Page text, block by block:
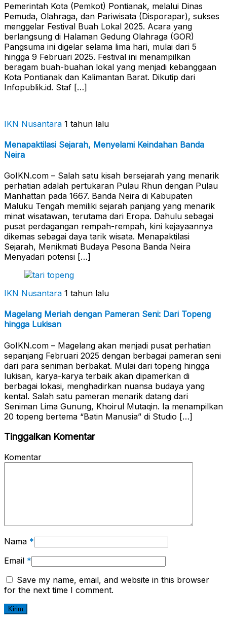
Pemerintah Kota (Pemkot) Pontianak, melalui Dinas
Pemuda, Olahraga, dan Pariwisata (Disporapar), sukses
menggelar Festival Buah Lokal 2025. Acara yang
berlangsung di Halaman Gedung Olahraga (GOR)
Pangsuma ini digelar selama lima hari, mulai dari 5
hingga 9 Februari 2025. Festival ini menampilkan
beragam buah-buahan lokal yang menjadi kebanggaan
Kota Pontianak dan Kalimantan Barat. Dikutip dari
Infopublik.id. Staf […]
IKN Nusantara 1 tahun lalu
Menapaktilasi Sejarah, Menyelami Keindahan Banda
Neira
GoIKN.com – Salah satu kisah bersejarah yang menarik
perhatian adalah pertukaran Pulau Rhun dengan Pulau
Manhattan pada 1667. Banda Neira di Kabupaten
Maluku Tengah memiliki sejarah panjang yang menarik
minat wisatawan, terutama dari Eropa. Dahulu sebagai
pusat perdagangan rempah-rempah, kini kejayaannya
dikemas sebagai daya tarik wisata. Menapaktilasi
Sejarah, Menikmati Budaya Pesona Banda Neira
Menyadari potensi […]
IKN Nusantara 1 tahun lalu
Magelang Meriah dengan Pameran Seni: Dari Topeng
hingga Lukisan
GoIKN.com – Magelang akan menjadi pusat perhatian
sepanjang Februari 2025 dengan berbagai pameran seni
dari para seniman berbakat. Mulai dari topeng hingga
lukisan, karya-karya terbaik akan dipamerkan di
berbagai lokasi, menghadirkan nuansa budaya yang
kental. Salah satu pameran menarik datang dari
Seniman Lima Gunung, Khoirul Mutaqin. Ia menampilkan
20 topeng bertema “Batin Manusia” di Studio […]
Tinggalkan Komentar
Komentar
Nama *
Email *
Save my name, email, and website in this browser
for the next time I comment.